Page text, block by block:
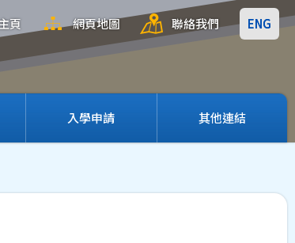
主頁 網頁地圖 聯絡我們 ENG
入學申請 其他連結